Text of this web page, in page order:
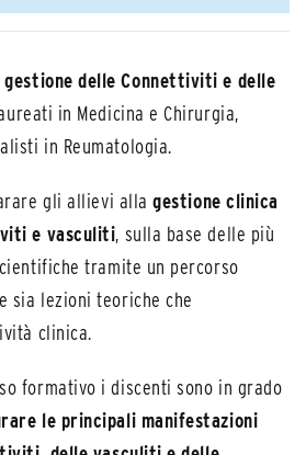
gestione delle Connettiviti e delle
in Medicina e Chirurgia,
in Reumatologia.
gli allievi allagestione clinica
e vasculiti, sulla base delle più
tramite un percorso
sia lezioni teoriche che
clinica.
formativo i discenti sono in grado
le principali manifestazioni